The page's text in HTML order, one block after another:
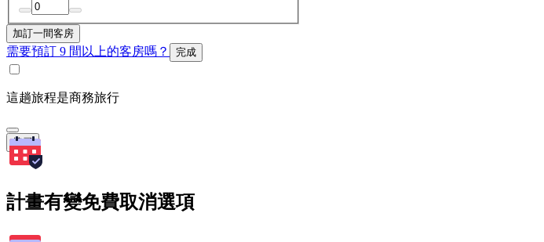
加訂一間客房
需要預訂 9 間以上的客房嗎？ 完成
這趟旅程是商務旅行
搜尋
計畫有變免費取消選項